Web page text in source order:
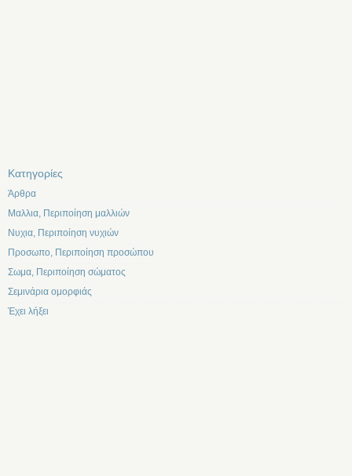
Kατηγορίες
Άρθρα
Μαλλια, Περιποίηση μαλλιών
Νυχια, Περιποίηση νυχιών
Προσωπο, Περιποίηση προσώπου
Σωμα, Περιποίηση σώματος
Σεμινάρια ομορφιάς
Έχει λήξει